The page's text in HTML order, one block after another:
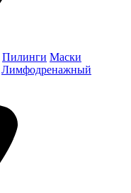
Пилинги Маски
Лимфодренажный